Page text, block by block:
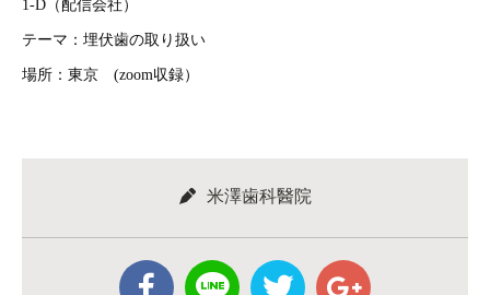
1-D（配信会社）
テーマ：埋伏歯の取り扱い
場所：東京 (zoom収録）
米澤歯科醫院